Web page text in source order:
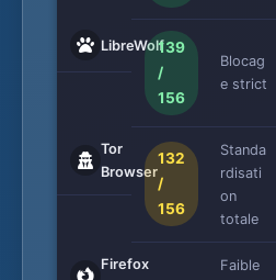
LibreWolf139
/
156
Blocag
e strict
Tor
Browser
132
/
156
Standa
rdisati
on
totale
Firefox
Faible